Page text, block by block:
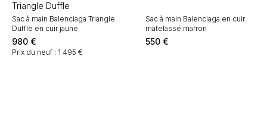
Triangle Duffle
Sac à main Balenciaga Triangle
Duffle en cuir jaune
980 €
Prix du neuf : 1 495 €
Sac à main Balenciaga en cuir
matelassé marron
550 €